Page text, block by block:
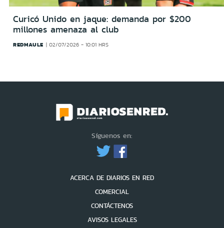
Curicó Unido en jaque: demanda por $200
millones amenaza al club
REDMAULE 02/07/2026 - 10:01 HRS
Síguenos en:
ACERCA DE DIARIOS EN RED
COMERCIAL
CONTÁCTENOS
AVISOS LEGALES